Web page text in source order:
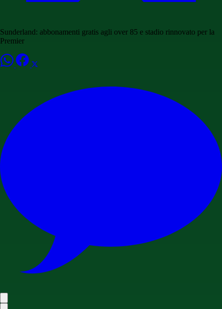
Sunderland: abbonamenti gratis agli over 85 e stadio rinnovato per la
Premier